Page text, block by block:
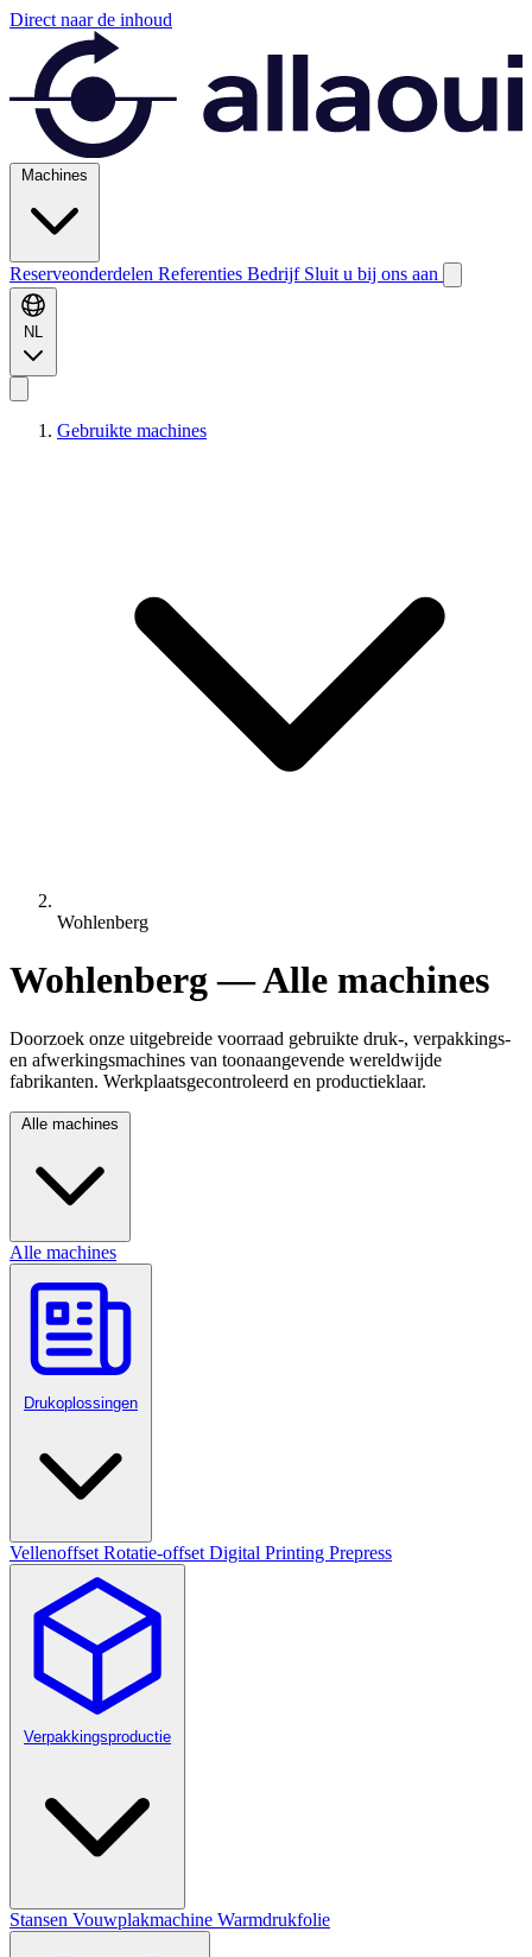
Direct naar de inhoud
Machines
Reserveonderdelen Referenties Bedrijf Sluit u bij ons aan
NL
Gebruikte machines
Wohlenberg
Wohlenberg — Alle machines
Doorzoek onze uitgebreide voorraad gebruikte druk-, verpakkings-
en afwerkingsmachines van toonaangevende wereldwijde
fabrikanten. Werkplaatsgecontroleerd en productieklaar.
Alle machines
Alle machines
Drukoplossingen
Vellenoffset Rotatie-offset Digital Printing Prepress
Verpakkingsproductie
Stansen Vouwplakmachine Warmdrukfolie